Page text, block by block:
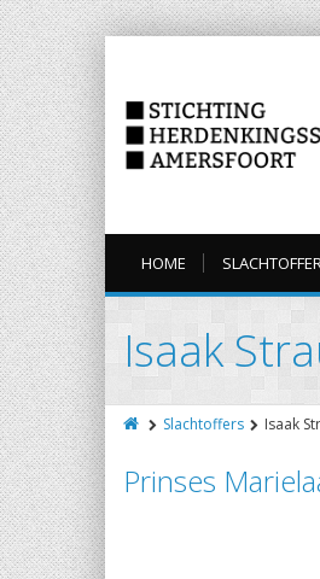
HOME
Isaak
Slachtoffers Isaak
Prinses